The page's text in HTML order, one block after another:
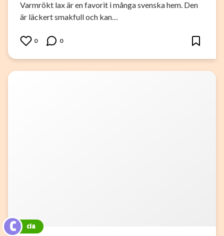
Varmrökt lax är en favorit i många svenska hem. Den
är läckert smakfull och kan…
0 0
C cia